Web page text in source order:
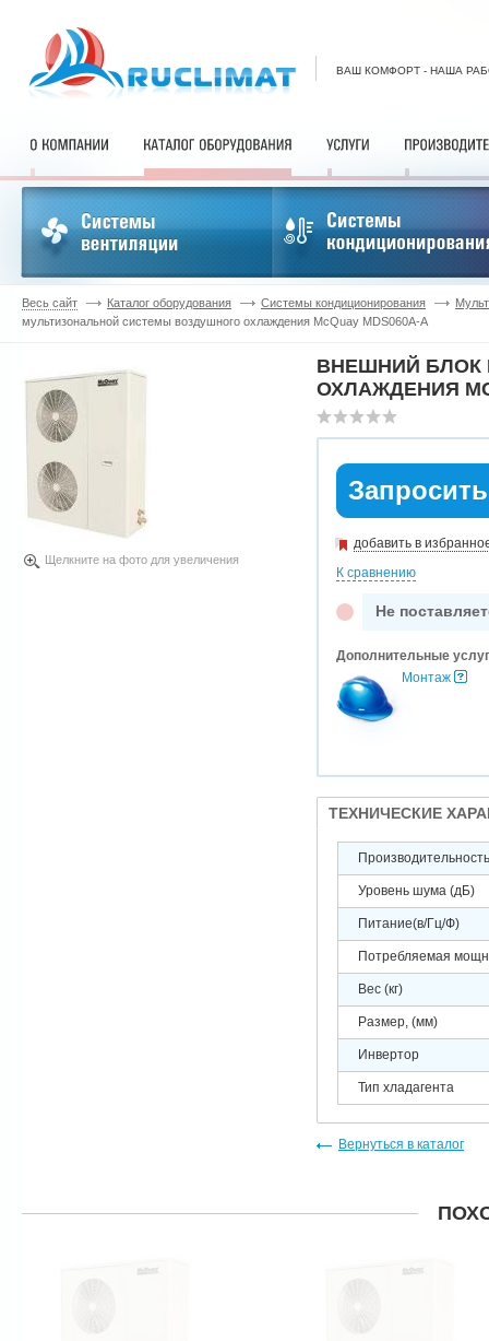
ВАШ КОМФОРТ - НАША
Весь сайт Каталог оборудования Системы кондиционирования
мультизональной системы воздушного охлаждения McQuay MDS060A-A
Щелкните на фото для увеличения
ВНЕШНИЙ БЛОК
ОХЛАЖДЕНИЯ
добавить в
К сравнению
Не
Дополнительные
Монтаж
ТЕХНИЧЕСКИЕ
Уровень шума (дБ)
Питание(в/Гц/Ф)
Потребляемая
Вес (кг)
Размер, (мм)
Инвертор
Тип хладагента
Вернуться в каталог